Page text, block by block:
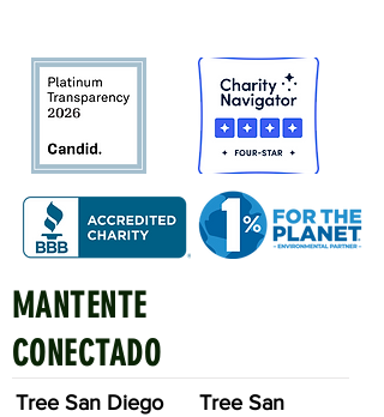
MANTENTE
CONECTADO
Tree San Diego
Tree San